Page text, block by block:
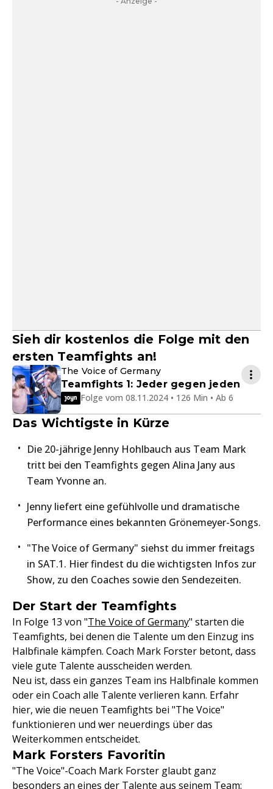
Sieh dir kostenlos die Folge mit den
ersten Teamfights an!
The Voice of Germany
Teamfights 1: Jeder gegen jeden
Folge vom 08.11.2024 • 126 Min • Ab 6
Das Wichtigste in Kürze
Die 20-jährige Jenny Hohlbauch aus Team Mark
tritt bei den Teamfights gegen Alina Jany aus
Team Yvonne an.
Jenny liefert eine gefühlvolle und dramatische
Performance eines bekannten Grönemeyer-Songs.
"The Voice of Germany" siehst du immer freitags
in SAT.1. Hier findest du die wichtigsten Infos zur
Show, zu den Coaches sowie den Sendezeiten.
Der Start der Teamfights
In Folge 13 von "The Voice of Germany" starten die
Teamfights, bei denen die Talente um den Einzug ins
Halbfinale kämpfen. Coach Mark Forster betont, dass
viele gute Talente ausscheiden werden.
Neu ist, dass ein ganzes Team ins Halbfinale kommen
oder ein Coach alle Talente verlieren kann. Erfahr
hier, wie die neuen Teamfights bei "The Voice"
funktionieren und wer neuerdings über das
Weiterkommen entscheidet.
Mark Forsters Favoritin
"The Voice"-Coach Mark Forster glaubt ganz
besonders an eines der Talente aus seinem Team: